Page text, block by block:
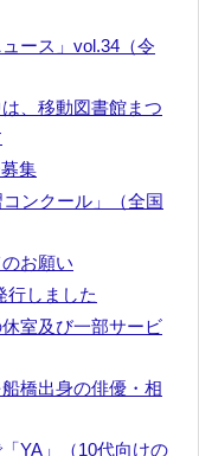
ース」vol.34（令
、移動図書館まつ
集
ンクール」（全国
お願い
行しました
室及び一部サービ
橋出身の俳優・相
YA」（10代向けの